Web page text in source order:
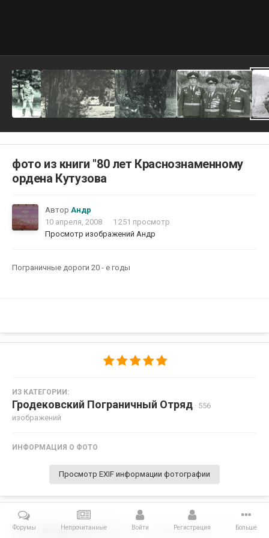
фото из книги "80 лет Краснознаменному
ордена Кутузова
Автор Андр
10 апреля, 2008
1 251 просмотр
Просмотр изображений Андр
Пограничные дороги 20 - е годы
ИЗ КАТЕГОРИИ:
Гродековский Пограничный Отряд · 556
изображений
ИНФОРМАЦИЯ О ФОТО
Просмотр EXIF информации фотографии
Поделиться Подписчики 0
Форумы Непрочитанные Войти Регистрация Больше